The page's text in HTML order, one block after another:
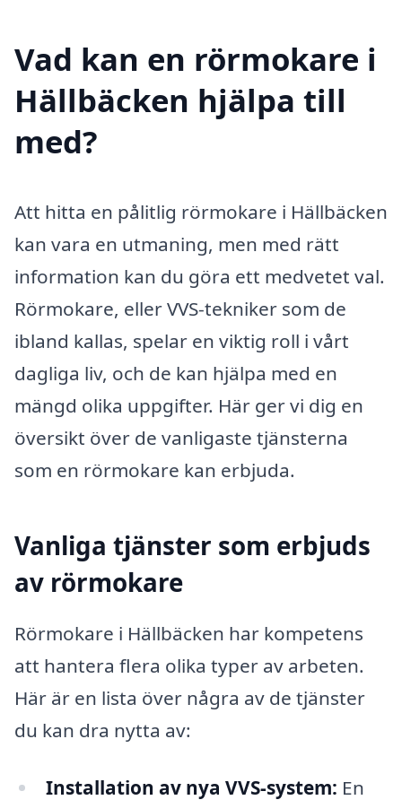
Vad kan en rörmokare i
Hällbäcken hjälpa till
med?
Att hitta en pålitlig rörmokare i Hällbäcken
kan vara en utmaning, men med rätt
information kan du göra ett medvetet val.
Rörmokare, eller VVS-tekniker som de
ibland kallas, spelar en viktig roll i vårt
dagliga liv, och de kan hjälpa med en
mängd olika uppgifter. Här ger vi dig en
översikt över de vanligaste tjänsterna
som en rörmokare kan erbjuda.
Vanliga tjänster som erbjuds
av rörmokare
Rörmokare i Hällbäcken har kompetens
att hantera flera olika typer av arbeten.
Här är en lista över några av de tjänster
du kan dra nytta av:
Installation av nya VVS-system: En